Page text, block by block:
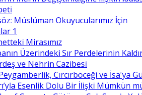
Müslüman Okuyucularımız İçin
1
Mirasımız
Üzerindeki Sır Perdelerinin
ve Nehrin Cazibesi
Cırcırböceği ve İsa'ya
Esenlik Dolu Bir İlişki Mümkün